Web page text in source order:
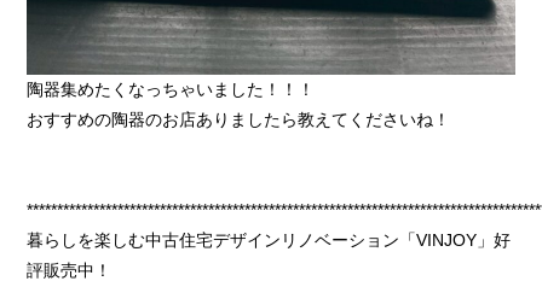
陶器集めたくなっちゃいました！！！
おすすめの陶器のお店ありましたら教えてくださいね！
暮らしを楽しむ中古住宅デザインリノベーション「VINJOY」好
評販売中！